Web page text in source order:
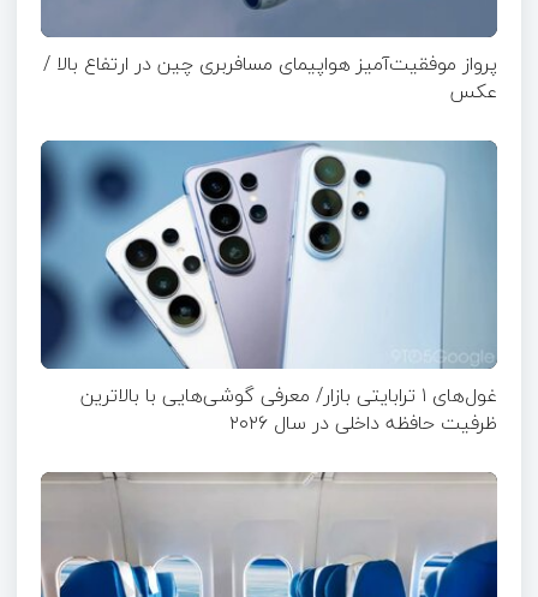
پرواز موفقیت‌آمیز هواپیمای مسافربری چین در ارتفاع بالا /
عکس
غول‌های ۱ ترابایتی بازار/ معرفی گوشی‌هایی با بالاترین
ظرفیت حافظه داخلی در سال ۲۰۲۶